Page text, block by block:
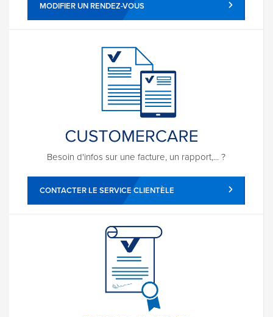
MODIFIER UN RENDEZ-VOUS
Besoin d'infos sur une facture, un rapport,... ?
CONTACTER LE SERVICE CLIENTÈLE